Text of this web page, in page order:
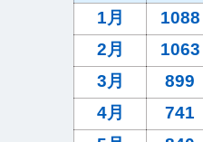
1月
1088
2月
1063
3月
899
4月
741